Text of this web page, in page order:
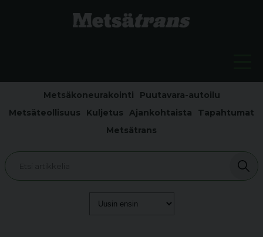
Metsäkoneurakointi
Puutavara-autoilu
Metsäteollisuus
Kuljetus Ajankohtaista
Tapahtumat
Metsätrans